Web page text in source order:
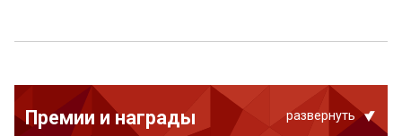
Премии и награды развернуть